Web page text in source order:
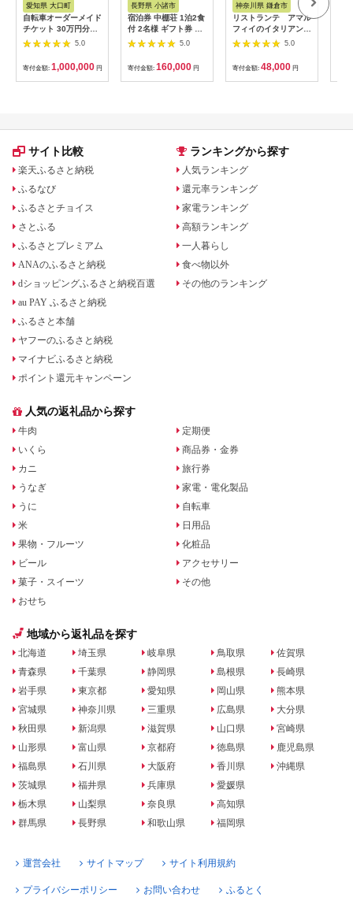
愛知県 大口町
自転車オーダーメイド
チケット 30万円分
【1360365】
5.0
寄付金額: 1,000,000 円
長野県 小諸市
宿泊券 中棚荘 1泊2食
付 2名様 ギフト券 チ
ケット 券 宿泊 旅行
5.0
寄付金額: 160,000 円
神奈川県 鎌倉市
リストランテ アマル
フィイのイタリアンデ
ィナーコースA ペア
5.0
寄付金額: 48,000 円
サイト比較
楽天ふるさと納税
ふるなび
ふるさとチョイス
さとふる
ふるさとプレミアム
ANAのふるさと納税
dショッピングふるさと納税百選
au PAY ふるさと納税
ふるさと本舗
ヤフーのふるさと納税
マイナビふるさと納税
ポイント還元キャンペーン
ランキングから探す
人気ランキング
還元率ランキング
家電ランキング
高額ランキング
一人暮らし
食べ物以外
その他のランキング
人気の返礼品から探す
牛肉
いくら
カニ
うなぎ
うに
米
果物・フルーツ
ビール
菓子・スイーツ
おせち
定期便
商品券・金券
旅行券
家電・電化製品
自転車
日用品
化粧品
アクセサリー
その他
地域から返礼品を探す
北海道
青森県
岩手県
宮城県
秋田県
山形県
福島県
茨城県
栃木県
群馬県
埼玉県
千葉県
東京都
神奈川県
新潟県
富山県
石川県
福井県
山梨県
長野県
岐阜県
静岡県
愛知県
三重県
滋賀県
京都府
大阪府
兵庫県
奈良県
和歌山県
鳥取県
島根県
岡山県
広島県
山口県
徳島県
香川県
愛媛県
高知県
福岡県
佐賀県
長崎県
熊本県
大分県
宮崎県
鹿児島県
沖縄県
運営会社 サイトマップ サイト利用規約
プライバシーポリシー お問い合わせ ふるとく